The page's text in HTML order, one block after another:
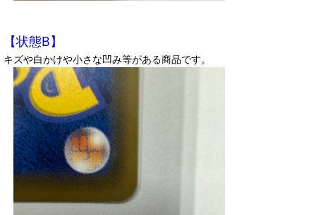
【状態B】
キズや白かけや小さな凹み等がある商品です。